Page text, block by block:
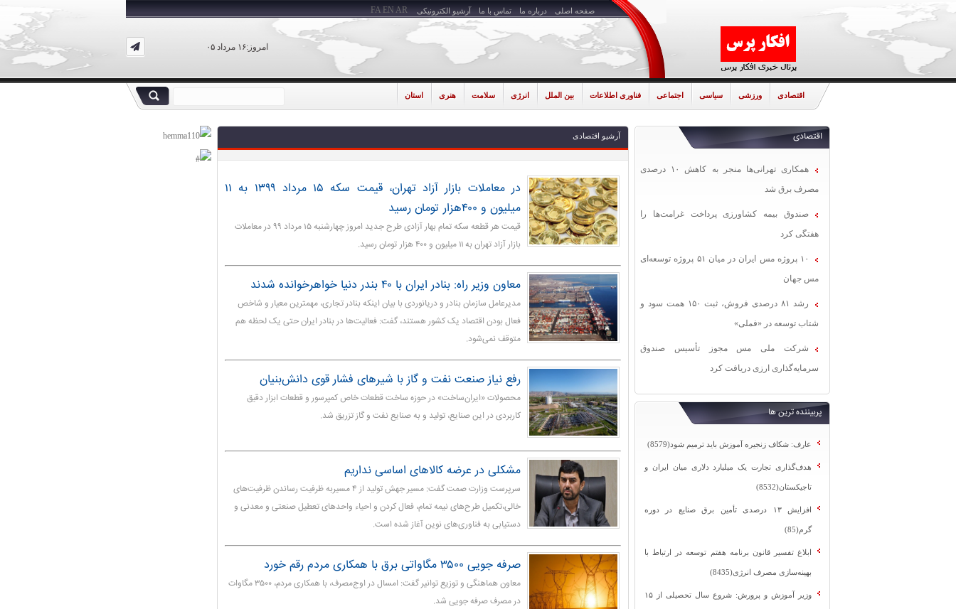
صفحه اصلی درباره ما تماس با ما آرشیو الکترونیکی
امروز:۱۶ مرداد ۰۵
FA EN AR
اقتصادی ورزشی سیاسی اجتماعی فناوری اطلاعات بین الملل انرژی سلامت هنری استان
اقتصادی
همکاری تهرانی‌ها منجر به کاهش ۱۰ درصدی
مصرف برق شد
صندوق بیمه کشاورزی پرداخت غرامت‌ها را
هفتگی کرد
۱۰ پروژه مس ایران در میان ۵۱ پروژه توسعه‌ای
مس جهان
رشد ۸۱ درصدی فروش، ثبت ۱۵۰ همت سود و
شتاب توسعه در «فملی»
شرکت ملی مس مجوز تأسیس صندوق
سرمایه‌گذاری ارزی دریافت کرد
پربیننده ترین ها
عارف: شکاف زنجیره آموزش باید ترمیم شود(8579)
هدف‌گذاری تجارت یک میلیارد دلاری میان ایران و
تاجیکستان(8532)
افزایش ۱۳ درصدی تأمین برق صنایع در دوره
گرم(85)
ابلاغ تفسیر قانون برنامه هفتم توسعه در ارتباط با
بهینه‌سازی مصرف انرژی(8435)
وزیر آموزش و پرورش: شروع سال تحصیلی از ۱۵
آرشیو اقتصادی
در معاملات بازار آزاد تهران، قیمت سکه ۱۵ مرداد ۱۳۹۹ به ١١
میلیون و ۴۰۰هزار تومان رسید
قیمت هر قطعه سکه تمام بهار آزادی طرح جدید امروز چهارشنبه ۱۵ مرداد ٩٩ در معاملات
بازار آزاد تهران به ١١ میلیون و ۴۰۰ هزار تومان رسید.
معاون وزیر راه: بنادر ایران با ۴۰ بندر دنیا خواهرخوانده شدند
مدیرعامل سازمان بنادر و دریانوردی با بیان اینکه بنادر تجاری، مهمترین معیار و شاخص
فعال بودن اقتصاد یک کشور هستند، گفت: فعالیت‌ها در بنادر ایران حتی یک لحظه هم
متوقف نمی‌شود.
رفع نیاز صنعت نفت و گاز با شیرهای فشار قوی دانش‌بنیان
محصولات «ایران‌ساخت» در حوزه ساخت قطعات خاص کمپرسور و قطعات ابزار دقیق
کاربردی در این صنایع، تولید و به صنایع نفت و گاز تزریق شد.
مشکلی در عرضه کالاهای اساسی نداریم
سرپرست وزارت صمت گفت: مسیر جهش تولید از ۴ مسیربه ظرفیت رساندن ظرفیت‌های
خالی،تکمیل طرح‌های نیمه تمام، فعال کردن و احیاء واحدهای تعطیل صنعتی و معدنی و
دستیابی به فناوری‌های نوین آغاز شده است.
صرفه جویی ۳۵۰۰ مگاواتی برق با همکاری مردم رقم خورد
معاون هماهنگی و توزیع توانیر گفت: امسال در اوج‌مصرف، با همکاری مردم، ۳۵۰۰ مگاوات
در مصرف صرفه جویی شد.